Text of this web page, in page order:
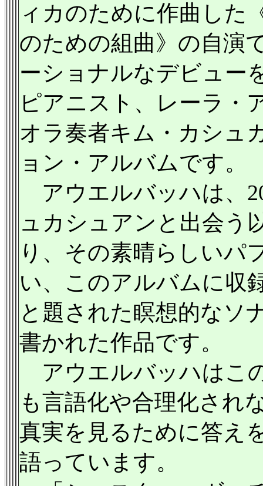
ィカのために作曲した
のための組曲》の自演
ーショナルなデビュー
ピアニスト、レーラ・
オラ奏者キム・カシュ
ョン・アルバムです。
アウエルバッハは、
ュカシュアンと出会う
り、その素晴らしいパ
い、このアルバムに収
と題された瞑想的なソ
書かれた作品です。
アウエルバッハはこ
も言語化や合理化され
真実を見るために答え
語っています。